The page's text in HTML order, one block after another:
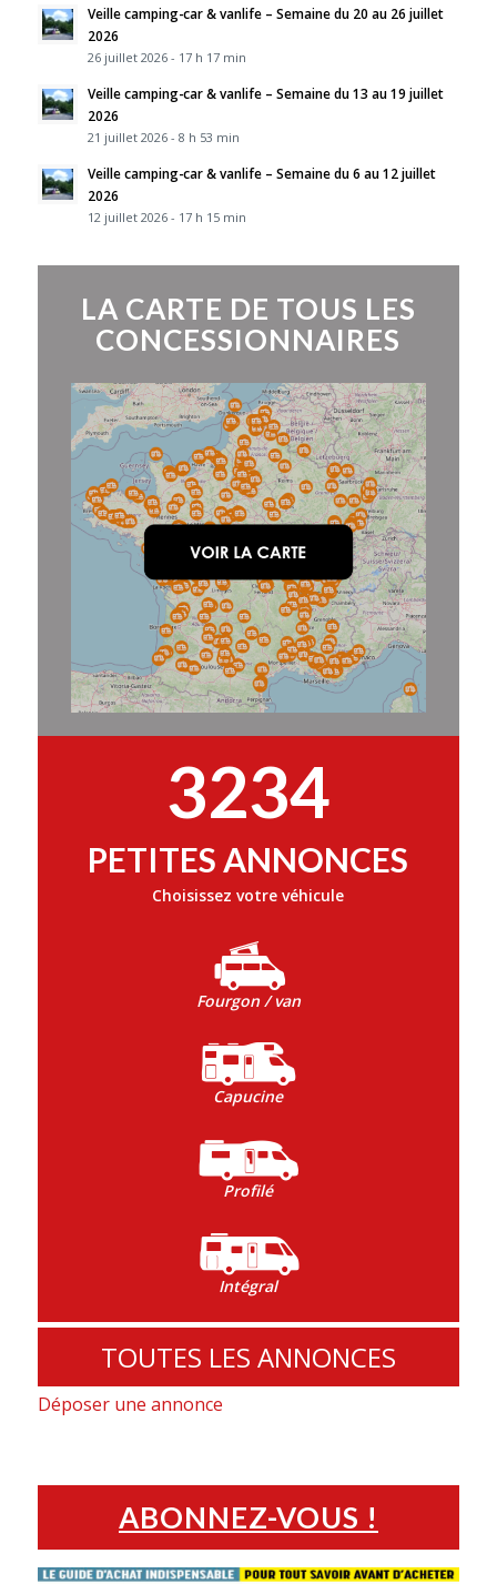
Veille camping-car & vanlife – Semaine du 20 au 26 juillet
2026
26 juillet 2026 - 17 h 17 min
Veille camping-car & vanlife – Semaine du 13 au 19 juillet
2026
21 juillet 2026 - 8 h 53 min
Veille camping-car & vanlife – Semaine du 6 au 12 juillet
2026
12 juillet 2026 - 17 h 15 min
LA CARTE DE TOUS LES
CONCESSIONNAIRES
3234
PETITES ANNONCES
Choisissez votre véhicule
Fourgon / van
Capucine
Profilé
Intégral
TOUTES LES ANNONCES
Déposer une annonce
ABONNEZ-VOUS !